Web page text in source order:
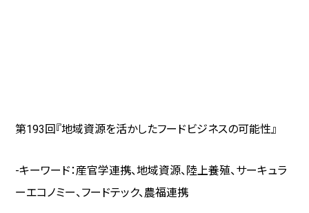
第193回『地域資源を活かしたフードビジネスの可能性』
-キーワード：産官学連携、地域資源、陸上養殖、サーキュラ
ーエコノミー、フードテック、農福連携